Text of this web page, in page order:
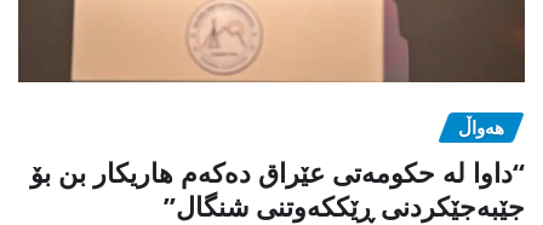
هەواڵ
“داوا لە حكومەتی عێراق دەكەم هاریكار بن بۆ
جێبەجێكردنی ڕێككەوتنی شنگال”